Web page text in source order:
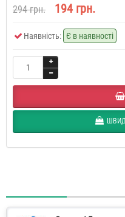
294 грн. 194 грн.
Наявність: Є в наявності